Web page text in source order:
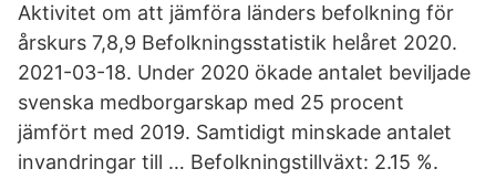
Aktivitet om att jämföra länders befolkning för
årskurs 7,8,9 Befolkningsstatistik helåret 2020.
2021-03-18. Under 2020 ökade antalet beviljade
svenska medborgarskap med 25 procent
jämfört med 2019. Samtidigt minskade antalet
invandringar till … Befolkningstillväxt: 2.15 %.